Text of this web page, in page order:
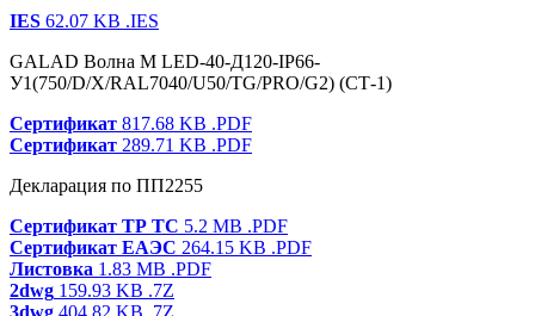
IES 62.07 KB .IES
GALAD Волна M LED-40-Д120-IP66-
У1(750/D/X/RAL7040/U50/TG/PRO/G2) (СТ-1)
Сертификат 817.68 KB .PDF
Сертификат 289.71 KB .PDF
Декларация по ПП2255
Сертификат ТР ТС 5.2 MB .PDF
Сертификат ЕАЭС 264.15 KB .PDF
Листовка 1.83 MB .PDF
2dwg 159.93 KB .7Z
3dwg 404.82 KB .7Z